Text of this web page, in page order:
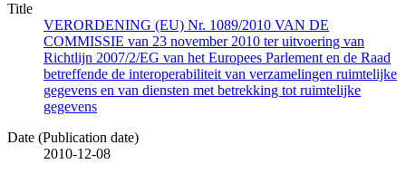
Title
VERORDENING (EU) Nr. 1089/2010 VAN DE
COMMISSIE van 23 november 2010 ter uitvoering van
Richtlijn 2007/2/EG van het Europees Parlement en de Raad
betreffende de interoperabiliteit van verzamelingen ruimtelijke
gegevens en van diensten met betrekking tot ruimtelijke
gegevens
Date (Publication date)
2010-12-08